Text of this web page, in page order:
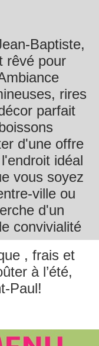
Baptiste,
rêvé pour
rires
parfait
d'une offre
idéal
vous soyez
ville ou
d'un
convivialité
, frais et
à l’été,
Paul!